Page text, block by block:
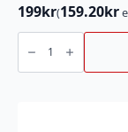
199kr(159.20kr
Sirkelsling
t